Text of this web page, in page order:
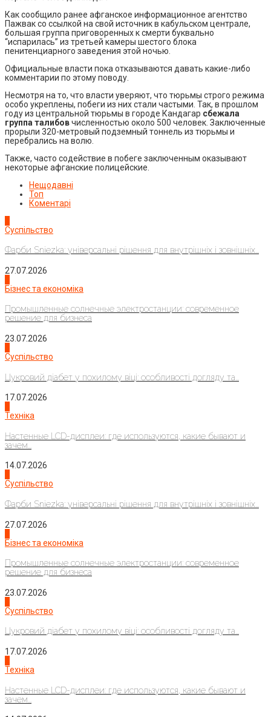
Как сообщило ранее афганское информационное агентство
Пажвак со ссылкой на свой источник в кабульском централе,
большая группа приговоренных к смерти буквально
“испарилась” из третьей камеры шестого блока
пенитенциарного заведения этой ночью.
Официальные власти пока отказываются давать какие-либо
комментарии по этому поводу.
Несмотря на то, что власти уверяют, что тюрьмы строго режима
особо укреплены, побеги из них стали частыми. Так, в прошлом
году из центральной тюрьмы в городе Кандагар сбежала
группа талибовчисленностью около 500 человек. Заключенные
прорыли 320-метровый подземный тоннель из тюрьмы и
перебрались на волю.
Также, часто содействие в побеге заключенным оказывают
некоторые афганские полицейские.
Нещодавні
Топ
Коментарі
Суспільство
Фарби Sniezka: універсальні рішення для внутрішніх і зовнішніх...
27.07.2026
Бізнес та економіка
Промышленные солнечные электростанции: современное
решение для бизнеса
23.07.2026
Суспільство
Цукровий діабет у похилому віці: особливості догляду та...
17.07.2026
Техніка
Настенные LCD-дисплеи: где используются, какие бывают и
зачем...
14.07.2026
Суспільство
Фарби Sniezka: універсальні рішення для внутрішніх і зовнішніх...
27.07.2026
Бізнес та економіка
Промышленные солнечные электростанции: современное
решение для бизнеса
23.07.2026
Суспільство
Цукровий діабет у похилому віці: особливості догляду та...
17.07.2026
Техніка
Настенные LCD-дисплеи: где используются, какие бывают и
зачем...